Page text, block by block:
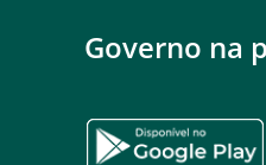
Governo na